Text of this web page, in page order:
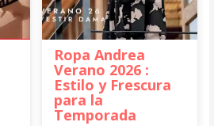
Ropa Andrea
Verano 2026 :
Estilo y Frescura
para la
Temporada